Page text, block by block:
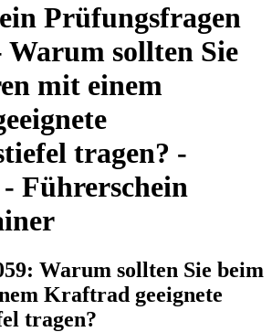
Prüfungsfragen
Warum sollten Sie
mit einem
tragen? -
- Führerschein
Warum sollten Sie beim
Kraftrad geeignete
tragen?